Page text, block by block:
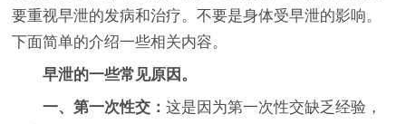
要重视早泄的发病和治疗。不要是身体受早泄的影响。
下面简单的介绍一些相关内容。
早泄的一些常见原因。
一、第一次性交：这是因为第一次性交缺乏经验，